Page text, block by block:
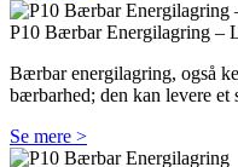
P10 Bærbar Energilagring –
Bærbar energilagring, også
bærbarhed; den kan levere
Se mere >